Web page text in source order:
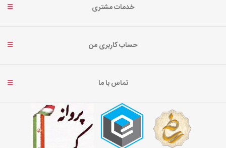
خدمات مشتری
حساب کاربری من
تماس با ما